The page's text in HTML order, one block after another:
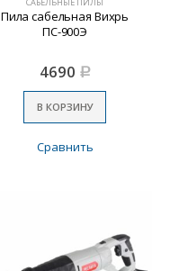
Пила сабельная Вихрь
ПС-900Э
4690 Р
В КОРЗИНУ
Сравнить